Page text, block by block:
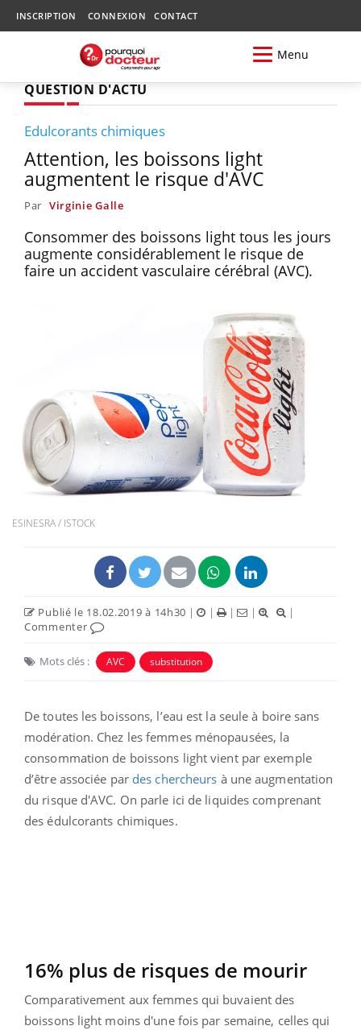
INSCRIPTION CONNEXION CONTACT
Menu
QUESTION D'ACTU
Edulcorants chimiques
Attention, les boissons light
augmentent le risque d'AVC
Par Virginie Galle
Consommer des boissons light tous les jours
augmente considérablement le risque de
faire un accident vasculaire cérébral (AVC).
ESINESRA / ISTOCK
Publié le 18.02.2019 à 14h30 | | | |
|
Commenter
Mots clés : AVC substitution
De toutes les boissons, l’eau est la seule à boire sans
modération. Chez les femmes ménopausées, la
consommation de boissons light vient par exemple
d’être associée par des chercheurs à une augmentation
du risque d'AVC. On parle ici de liquides comprenant
des édulcorants chimiques.
16% plus de risques de mourir
Comparativement aux femmes qui buvaient des
boissons light moins d'une fois par semaine, celles qui